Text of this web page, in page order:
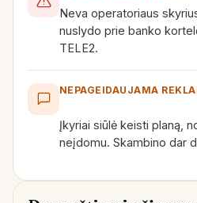
Neva operatoriaus
nuslydo prie banko
TELE2.
NEPAGEIDAUJAMA
Įkyriai siūlė keisti planą,
neįdomu. Skambino dar